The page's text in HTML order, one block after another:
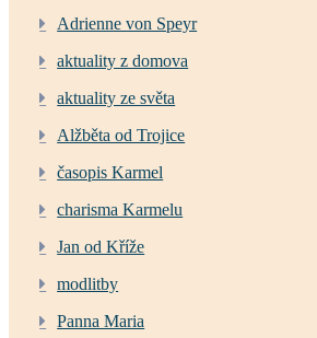
Adrienne von Speyr
aktuality z domova
aktuality ze světa
Alžběta od Trojice
časopis Karmel
charisma Karmelu
Jan od Kříže
modlitby
Panna Maria